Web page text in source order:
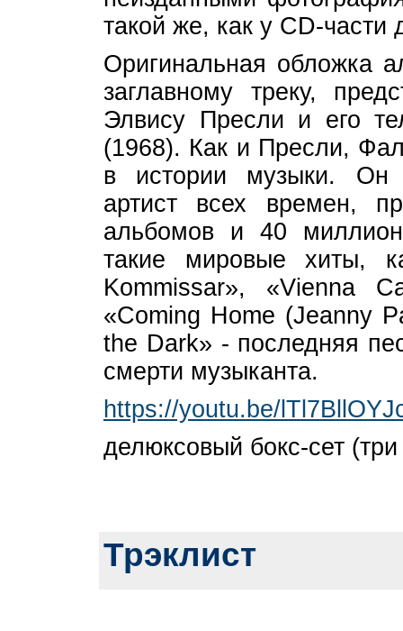
такой же, как у CD-части
Оригинальная обложка
заглавному треку,
Элвису Пресли и его
(1968). Как и Пресли,
в истории музыки. Он
артист всех времен,
альбомов и 40
такие мировые хиты,
Kommissar», «Vienna
«Coming Home (Jeanny
the Dark» - последняя
смерти музыканта.
https://youtu.be/
делюксовый бокс-сет
Трэклист